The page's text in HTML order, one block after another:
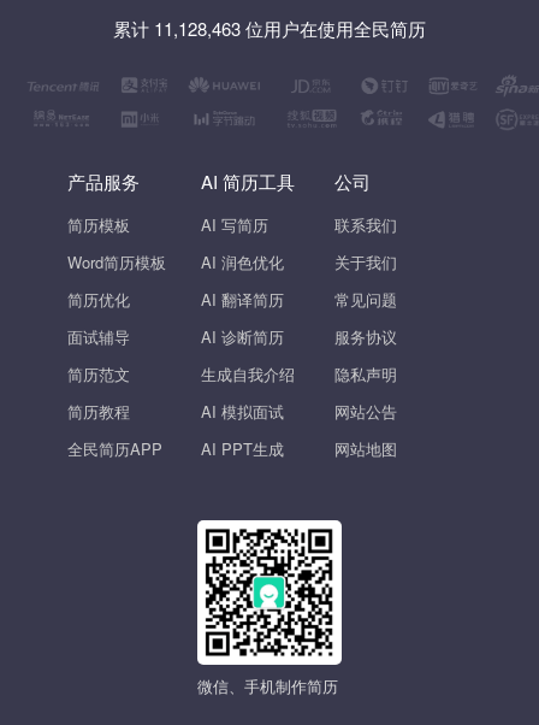
累计 11,128,463 位用户在使用全民简历
产品服务
简历模板
Word简历模板
简历优化
面试辅导
简历范文
简历教程
全民简历APP
AI 简历工具
AI 写简历
AI 润色优化
AI 翻译简历
AI 诊断简历
生成自我介绍
AI 模拟面试
AI PPT生成
公司
联系我们
关于我们
常见问题
服务协议
隐私声明
网站公告
网站地图
微信、手机制作简历